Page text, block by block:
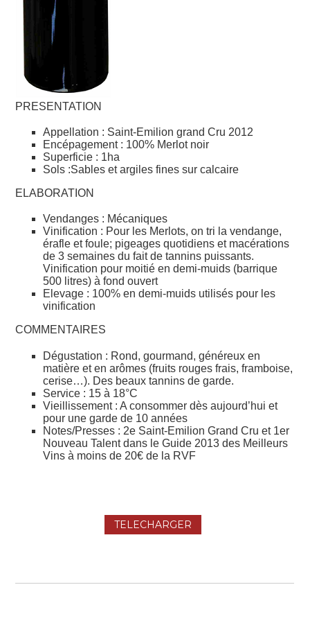
PRESENTATION
Appellation : Saint-Emilion grand Cru 2012
Encépagement : 100% Merlot noir
Superficie : 1ha
Sols :Sables et argiles fines sur calcaire
ELABORATION
Vendanges : Mécaniques
Vinification : Pour les Merlots, on tri la vendange,
érafle et foule; pigeages quotidiens et macérations
de 3 semaines du fait de tannins puissants.
Vinification pour moitié en demi-muids (barrique
500 litres) à fond ouvert
Elevage : 100% en demi-muids utilisés pour les
vinification
COMMENTAIRES
Dégustation : Rond, gourmand, généreux en
matière et en arômes (fruits rouges frais, framboise,
cerise…). Des beaux tannins de garde.
Service : 15 à 18°C
Vieillissement : A consommer dès aujourd’hui et
pour une garde de 10 années
Notes/Presses : 2e Saint-Emilion Grand Cru et 1er
Nouveau Talent dans le Guide 2013 des Meilleurs
Vins à moins de 20€ de la RVF
TELECHARGER